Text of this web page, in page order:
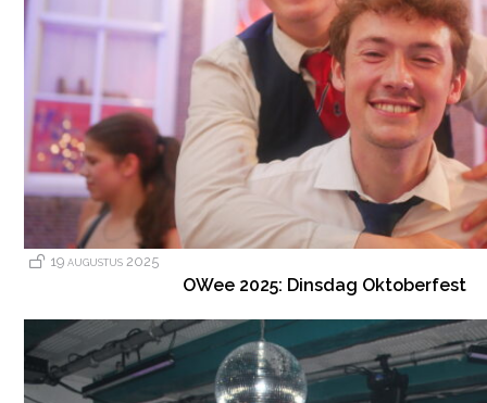
19 augustus 2025
OWee 2025: Dinsdag Oktoberfest